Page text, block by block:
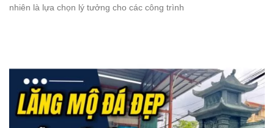
nhiên là lựa chọn lý tưởng cho các công trình